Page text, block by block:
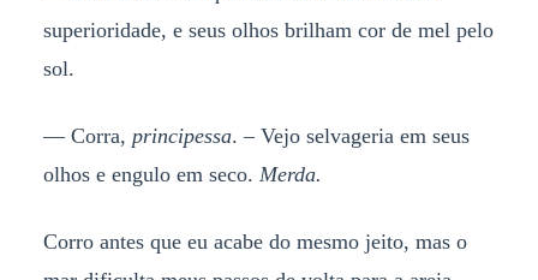
superioridade, e seus olhos brilham cor de mel pelo
sol.
— Corra, principessa. – Vejo selvageria em seus
olhos e engulo em seco. Merda.
Corro antes que eu acabe do mesmo jeito, mas o